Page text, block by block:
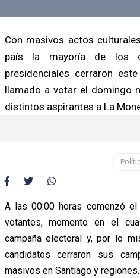
Con masivos actos
país la mayoría de los
presidenciales cerraron
llamado a votar el domingo
distintos aspirantes a La
A las 00:00 horas comenzó
votantes, momento en el
campaña electoral y, por lo
candidatos cerraron sus
masivos en Santiago y regiones.